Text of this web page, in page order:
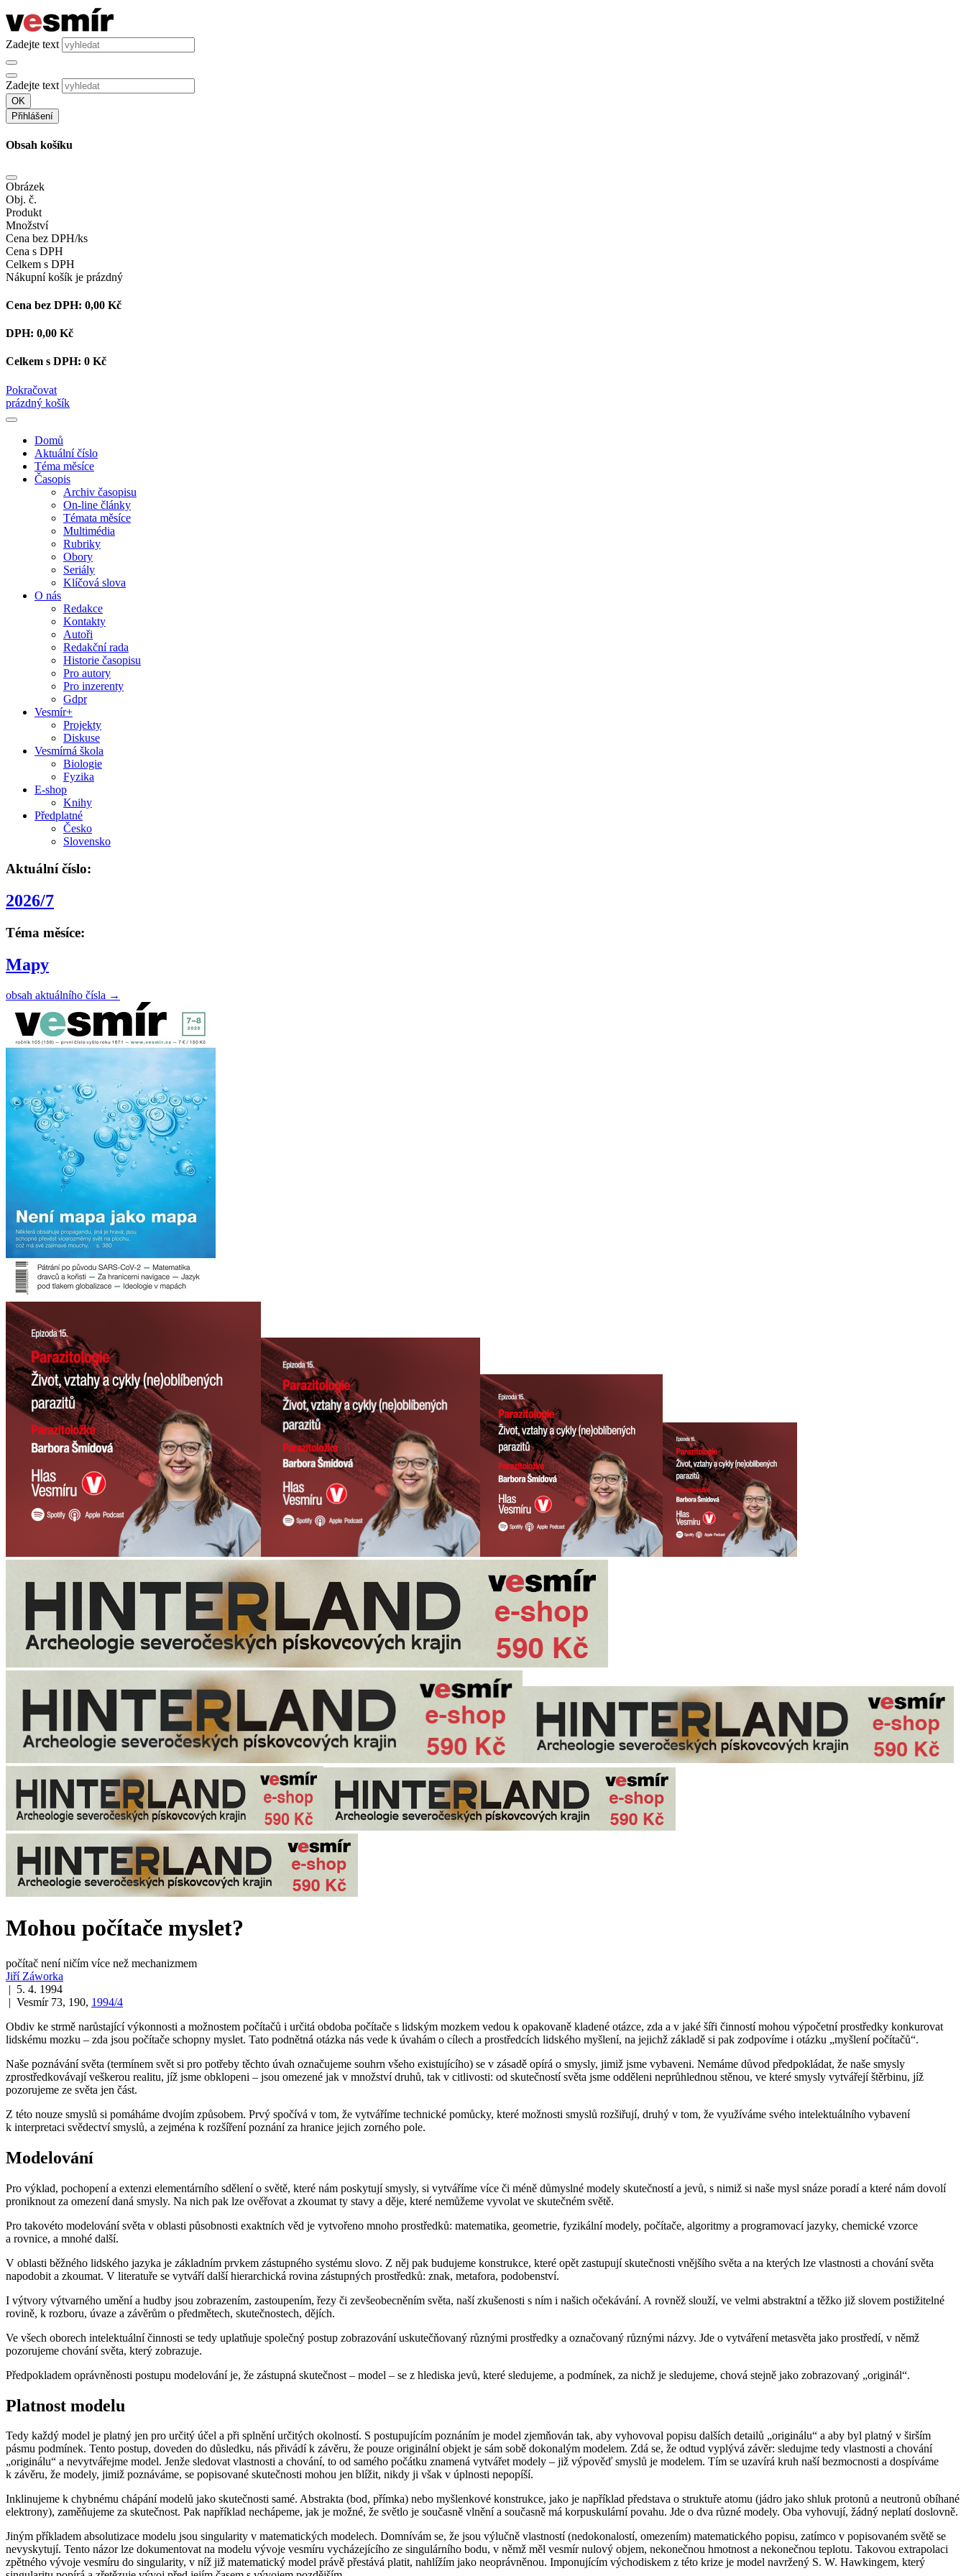
Zadejte text
Zadejte text
OK
Přihlášení
Obsah košíku
Obrázek
Obj. č.
Produkt
Množství
Cena bez DPH/ks
Cena s DPH
Celkem s DPH
Nákupní košík je prázdný
Cena bez DPH: 0,00 Kč
DPH: 0,00 Kč
Celkem s DPH: 0 Kč
Pokračovat
prázdný košík
Domů
Aktuální číslo
Téma měsíce
Časopis
Archiv časopisu
On-line články
Témata měsíce
Multimédia
Rubriky
Obory
Seriály
Klíčová slova
O nás
Redakce
Kontakty
Autoři
Redakční rada
Historie časopisu
Pro autory
Pro inzerenty
Gdpr
Vesmír+
Projekty
Diskuse
Vesmírná škola
Biologie
Fyzika
E-shop
Knihy
Předplatné
Česko
Slovensko
Aktuální číslo:
2026/7
Téma měsíce:
Mapy
obsah aktuálního čísla →
Mohou počítače myslet?
počítač není ničím více než mechanizmem
Jiří Záworka
| 5. 4. 1994
| Vesmír 73, 190, 1994/4
Obdiv ke strmě narůstající výkonnosti a možnostem počítačů i určitá obdoba počítače s lidským mozkem vedou k opakovaně kladené otázce, zda a v jaké šíři činností mohou výpočetní prostředky konkurovat
lidskému mozku – zda jsou počítače schopny myslet. Tato podnětná otázka nás vede k úvahám o cílech a prostředcích lidského myšlení, na jejichž základě si pak zodpovíme i otázku „myšlení počítačů“.
Naše poznávání světa (termínem svět si pro potřeby těchto úvah označujeme souhrn všeho existujícího) se v zásadě opírá o smysly, jimiž jsme vybaveni. Nemáme důvod předpokládat, že naše smysly
zprostředkovávají veškerou realitu, jíž jsme obklopeni – jsou omezené jak v množství druhů, tak v citlivosti: od skutečností světa jsme odděleni neprůhlednou stěnou, ve které smysly vytvářejí štěrbinu, jíž
pozorujeme ze světa jen část.
Z této nouze smyslů si pomáháme dvojím způsobem. Prvý spočívá v tom, že vytváříme technické pomůcky, které možnosti smyslů rozšiřují, druhý v tom, že využíváme svého intelektuálního vybavení
k interpretaci svědectví smyslů, a zejména k rozšíření poznání za hranice jejich zorného pole.
Modelování
Pro výklad, pochopení a extenzi elementárního sdělení o světě, které nám poskytují smysly, si vytváříme více či méně důmyslné modely skutečností a jevů, s nimiž si naše mysl snáze poradí a které nám dovolí
proniknout za omezení daná smysly. Na nich pak lze ověřovat a zkoumat ty stavy a děje, které nemůžeme vyvolat ve skutečném světě.
Pro takovéto modelování světa v oblasti působnosti exaktních věd je vytvořeno mnoho prostředků: matematika, geometrie, fyzikální modely, počítače, algoritmy a programovací jazyky, chemické vzorce
a rovnice, a mnohé další.
V oblasti běžného lidského jazyka je základním prvkem zástupného systému slovo. Z něj pak budujeme konstrukce, které opět zastupují skutečnosti vnějšího světa a na kterých lze vlastnosti a chování světa
napodobit a zkoumat. V literatuře se vytváří další hierarchická rovina zástupných prostředků: znak, metafora, podobenství.
I výtvory výtvarného umění a hudby jsou zobrazením, zastoupením, řezy či zevšeobecněním světa, naší zkušenosti s ním i našich očekávání. A rovněž slouží, ve velmi abstraktní a těžko již slovem postižitelné
rovině, k rozboru, úvaze a závěrům o předmětech, skutečnostech, dějích.
Ve všech oborech intelektuální činnosti se tedy uplatňuje společný postup zobrazování uskutečňovaný různými prostředky a označovaný různými názvy. Jde o vytváření metasvěta jako prostředí, v němž
pozorujeme chování světa, který zobrazuje.
Předpokladem oprávněnosti postupu modelování je, že zástupná skutečnost – model – se z hlediska jevů, které sledujeme, a podmínek, za nichž je sledujeme, chová stejně jako zobrazovaný „originál“.
Platnost modelu
Tedy každý model je platný jen pro určitý účel a při splnění určitých okolností. S postupujícím poznáním je model zjemňován tak, aby vyhovoval popisu dalších detailů „originálu“ a aby byl platný v širším
pásmu podmínek. Tento postup, doveden do důsledku, nás přivádí k závěru, že pouze originální objekt je sám sobě dokonalým modelem. Zdá se, že odtud vyplývá závěr: sledujme tedy vlastnosti a chování
„originálu“ a nevytvářejme model. Jenže sledovat vlastnosti a chování, to od samého počátku znamená vytvářet modely – již výpověď smyslů je modelem. Tím se uzavírá kruh naší bezmocnosti a dospíváme
k závěru, že modely, jimiž poznáváme, se popisované skutečnosti mohou jen blížit, nikdy ji však v úplnosti nepopíší.
Inklinujeme k chybnému chápání modelů jako skutečnosti samé. Abstrakta (bod, přímka) nebo myšlenkové konstrukce, jako je například představa o struktuře atomu (jádro jako shluk protonů a neutronů obíhané
elektrony), zaměňujeme za skutečnost. Pak například nechápeme, jak je možné, že světlo je současně vlnění a současně má korpuskulární povahu. Jde o dva různé modely. Oba vyhovují, žádný neplatí doslovně.
Jiným příkladem absolutizace modelu jsou singularity v matematických modelech. Domnívám se, že jsou výlučně vlastností (nedokonalostí, omezením) matematického popisu, zatímco v popisovaném světě se
nevyskytují. Tento názor lze dokumentovat na modelu vývoje vesmíru vycházejícího ze singulárního bodu, v němž měl vesmír nulový objem, nekonečnou hmotnost a nekonečnou teplotu. Takovou extrapolaci
zpětného vývoje vesmíru do singularity, v níž již matematický model právě přestává platit, nahlížím jako neoprávněnou. Imponujícím východiskem z této krize je model navržený S. W. Hawkingem, který